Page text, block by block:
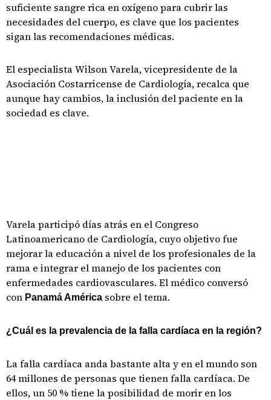
suficiente sangre rica en oxígeno para cubrir las
necesidades del cuerpo, es clave que los pacientes
sigan las recomendaciones médicas.
El especialista Wilson Varela, vicepresidente de la
Asociación Costarricense de Cardiología, recalca que
aunque hay cambios, la inclusión del paciente en la
sociedad es clave.
Varela participó días atrás en el Congreso
Latinoamericano de Cardiología, cuyo objetivo fue
mejorar la educación a nivel de los profesionales de la
rama e integrar el manejo de los pacientes con
enfermedades cardiovasculares. El médico conversó
con Panamá América sobre el tema.
¿Cuál es la prevalencia de la falla cardíaca en la región?
La falla cardíaca anda bastante alta y en el mundo son
64 millones de personas que tienen falla cardíaca. De
ellos, un 50 % tiene la posibilidad de morir en los